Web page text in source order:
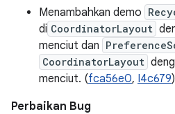
Menambahkan demo
di CoordinatorLayout
menciut dan
CoordinatorLayout
menciut. (fca56e0, I4c679)
Perbaikan Bug